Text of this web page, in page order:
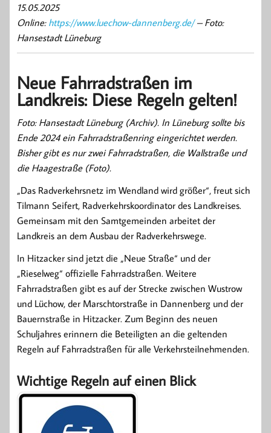
15.05.2025
Online: https://www.luechow-dannenberg.de/– Foto:
Hansestadt Lüneburg
Neue Fahrradstraßen im
Landkreis: Diese Regeln gelten!
Foto: Hansestadt Lüneburg (Archiv). In Lüneburg sollte bis
Ende 2024 ein Fahrradstraßenring eingerichtet werden.
Bisher gibt es nur zwei Fahrradstraßen, die Wallstraße und
die Haagestraße (Foto).
„Das Radverkehrsnetz im Wendland wird größer“, freut sich
Tilmann Seifert, Radverkehrskoordinator des Landkreises.
Gemeinsam mit den Samtgemeinden arbeitet der
Landkreis an dem Ausbau der Radverkehrswege.
In Hitzacker sind jetzt die „Neue Straße“ und der
„Rieselweg“ offizielle Fahrradstraßen. Weitere
Fahrradstraßen gibt es auf der Strecke zwischen Wustrow
und Lüchow, der Marschtorstraße in Dannenberg und der
Bauernstraße in Hitzacker. Zum Beginn des neuen
Schuljahres erinnern die Beteiligten an die geltenden
Regeln auf Fahrradstraßen für alle Verkehrsteilnehmenden.
Wichtige Regeln auf einen Blick